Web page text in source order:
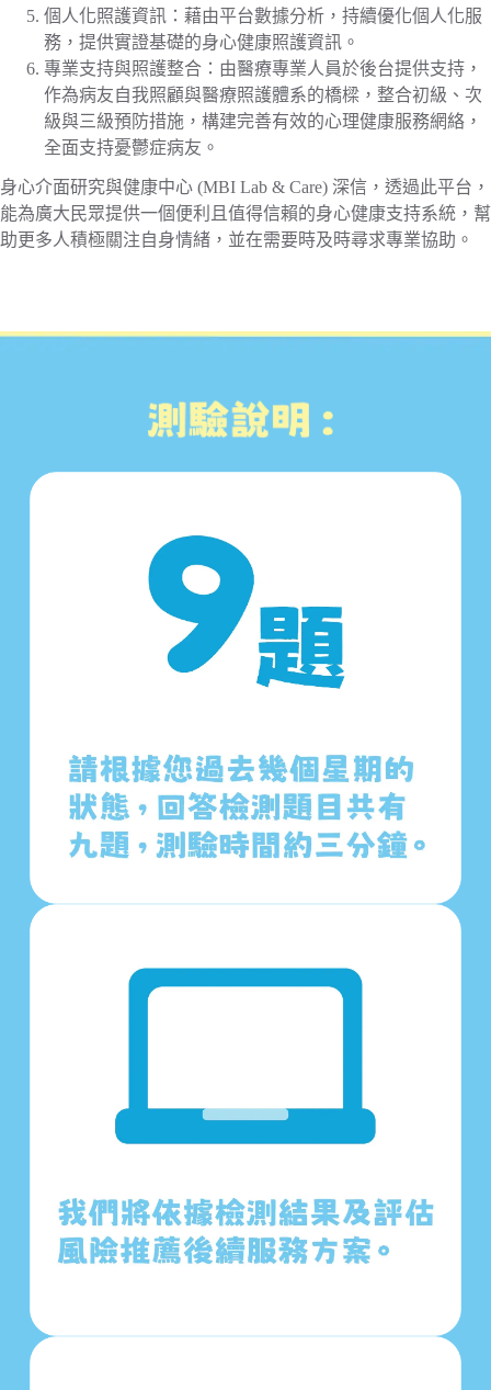
個人化照護資訊：藉由平台數據分析，持續優化個人化服
務，提供實證基礎的身心健康照護資訊。
專業支持與照護整合：由醫療專業人員於後台提供支持，
作為病友自我照顧與醫療照護體系的橋樑，整合初級、次
級與三級預防措施，構建完善有效的心理健康服務網絡，
全面支持憂鬱症病友。
身心介面研究與健康中心 (MBI Lab & Care) 深信，透過此平台，
能為廣大民眾提供一個便利且值得信賴的身心健康支持系統，幫
助更多人積極關注自身情緒，並在需要時及時尋求專業協助。